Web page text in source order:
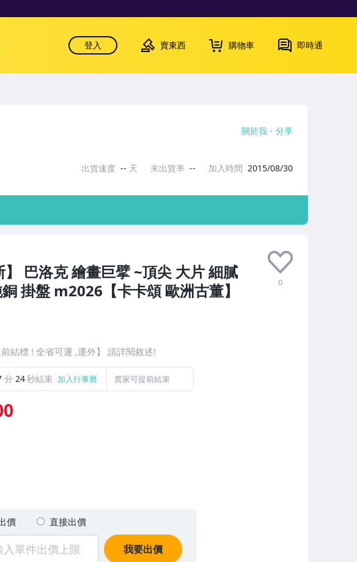
登入 賣東西 購物車 即時通
巴洛克 繪畫巨擘 ~頂尖 大片 細膩
掛盤 m2026【卡卡頌 歐洲古董】
0
結標 ! 全省可運 ,運外】 請詳閱敘述!
分 23秒結束 加入行事曆 賣家可提前結束
價 直接出價
我要出價
關於我 分享
出貨速度 -- 天 未出貨率 -- 加入時間 2015/08/30